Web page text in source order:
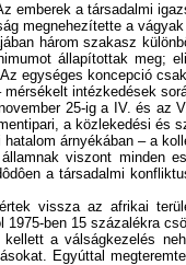
a társadalmi
megnehezítette a
három szakasz
állapítottak
egységes koncepció
intézkedések
25-ig a IV. és
a közlekedési
árnyékában – a
viszont minden
a társadalmi
vissza az afrikai
ben 15 százalékra
a válságkezelés
Egyúttal